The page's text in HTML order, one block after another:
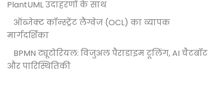
PlantUML उदाहरणों के साथ
ऑब्जेक्ट कॉन्स्ट्रेंट लैंग्वेज (OCL) का व्यापक
मार्गदर्शिका
BPMN ट्यूटोरियल: विजुअल पैराडाइम टूलिंग, AI चैटबॉट
और पारिस्थितिकी